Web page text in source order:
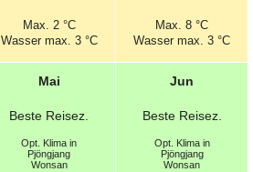
Max. 2 °C
Wasser max. 3 °C
Max. 8 °C
Wasser max. 3 °C
Mai
Beste Reisez.
Opt.
Klima in
Pjöngjang
Wonsan
Jun
Beste Reisez.
Opt.
Klima in
Pjöngjang
Wonsan